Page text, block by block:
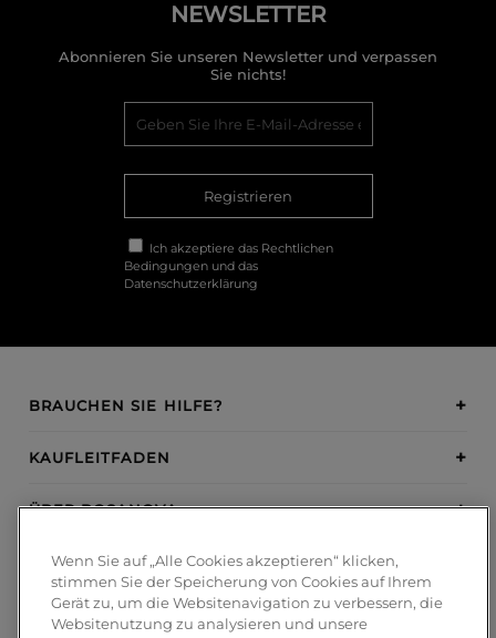
NEWSLETTER
Abonnieren Sie unseren Newsletter und verpassen
Sie nichts!
Registrieren
Ich akzeptiere das Rechtlichen
Bedingungen und das
Datenschutzerklärung
BRAUCHEN SIE HILFE?
KAUFLEITFADEN
ÜBER BOSANOVA
INSPIRATION
ZAHLUNGSMETHODEN
Wenn Sie auf „Alle Cookies akzeptieren“ klicken,
stimmen Sie der Speicherung von Cookies auf Ihrem
Gerät zu, um die Websitenavigation zu verbessern, die
Websitenutzung zu analysieren und unsere